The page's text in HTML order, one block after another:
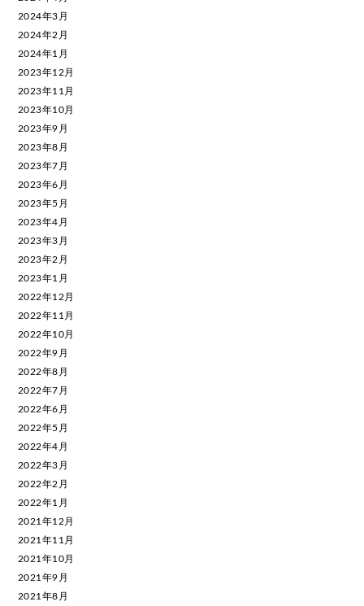
2024年3月
2024年2月
2024年1月
2023年12月
2023年11月
2023年10月
2023年9月
2023年8月
2023年7月
2023年6月
2023年5月
2023年4月
2023年3月
2023年2月
2023年1月
2022年12月
2022年11月
2022年10月
2022年9月
2022年8月
2022年7月
2022年6月
2022年5月
2022年4月
2022年3月
2022年2月
2022年1月
2021年12月
2021年11月
2021年10月
2021年9月
2021年8月